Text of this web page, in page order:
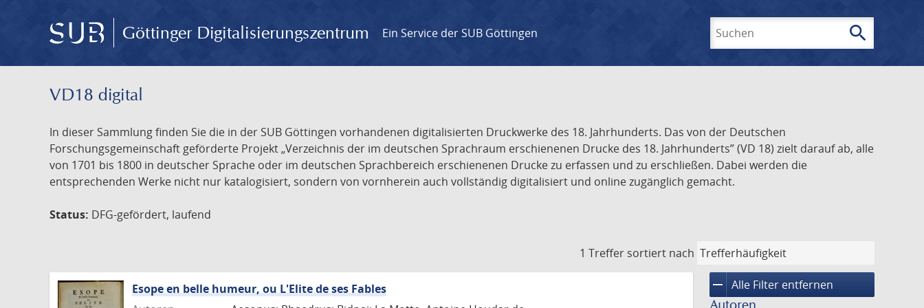
Göttinger Digitalisierungszentrum Ein Service der SUB Göttingen search
VD18 digital
In dieser Sammlung finden Sie die in der SUB Göttingen vorhandenen digitalisierten Druckwerke des 18. Jahrhunderts. Das von der Deutschen
Forschungsgemeinschaft geförderte Projekt „Verzeichnis der im deutschen Sprachraum erschienenen Drucke des 18. Jahrhunderts” (VD 18) zielt darauf ab, alle
von 1701 bis 1800 in deutscher Sprache oder im deutschen Sprachbereich erschienenen Drucke zu erfassen und zu erschließen. Dabei werden die
entsprechenden Werke nicht nur katalogisiert, sondern von vornherein auch vollständig digitalisiert und online zugänglich gemacht.
Status: DFG-gefördert, laufend
1 Treffer sortiert nach
remove Alle Filter entfernen
Esope en belle humeur, ou L'Elite de ses Fables